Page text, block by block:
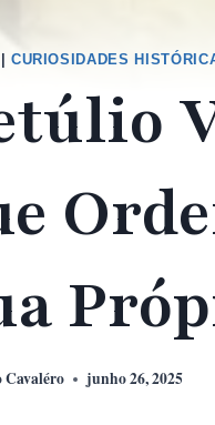
CURIOSIDADES
Cavaléro junho 26, 2025